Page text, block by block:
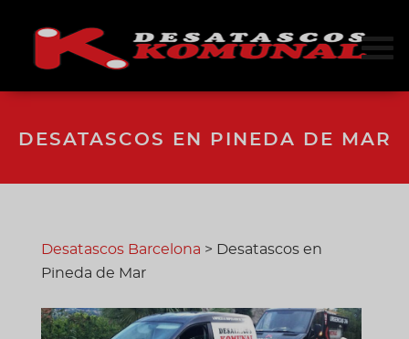
DESATASCOS EN PINEDA DE MAR
Desatascos Barcelona > Desatascos en
Pineda de Mar